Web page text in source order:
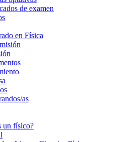
de examen
en Física
as
un físico?